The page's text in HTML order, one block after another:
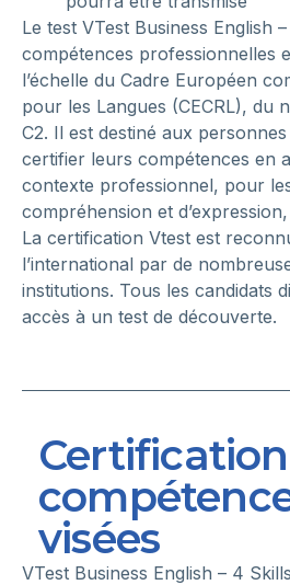
Le test VTest Business English
compétences professionnelles
l’échelle du Cadre Européen
pour les Langues (CECRL), du
C2. Il est destiné aux
certifier leurs compétences en
contexte professionnel, pour
compréhension et d’expression,
La certification Vtest est
l’international par de
institutions. Tous les candidats
accès à un test de découverte.
visées
VTest Business English – 4 Skills